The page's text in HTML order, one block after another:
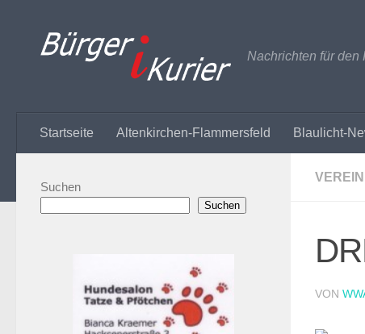
Nachrichten für
Startseite Altenkirchen-Flammersfeld Blaulicht-
VON
Suchen
Suchen